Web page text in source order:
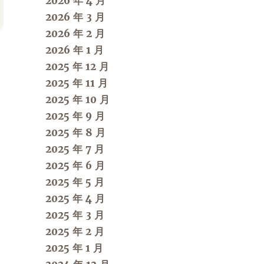
2026 年 3 月
2026 年 2 月
2026 年 1 月
2025 年 12 月
2025 年 11 月
2025 年 10 月
2025 年 9 月
2025 年 8 月
2025 年 7 月
2025 年 6 月
2025 年 5 月
2025 年 4 月
2025 年 3 月
2025 年 2 月
2025 年 1 月